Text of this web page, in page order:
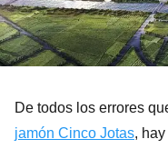
De todos los errores
jamón Cinco Jotas,